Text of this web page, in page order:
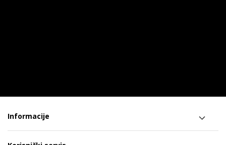
Informacije